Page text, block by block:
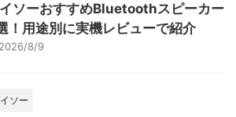
ソーおすすめBluetoothスピーカー
！用途別に実機レビューで紹介
2026/8/9
ソー